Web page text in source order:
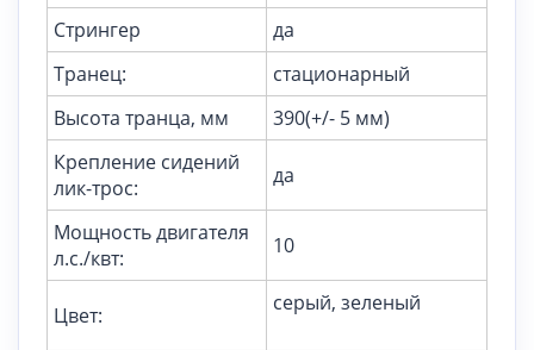
Стрингер
да
Транец:
стационарный
Высота транца, мм
390(+/- 5 мм)
Крепление сидений
лик-трос:
да
Мощность двигателя
л.с./квт:
10
Цвет: серый, зеленый